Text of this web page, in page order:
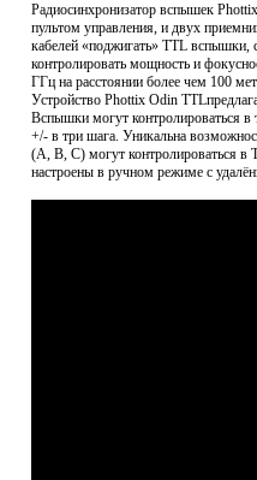
Радиосинхронизатор вспышек
пультом управления, и двух
кабелей «поджигать» TTL вспышки,
контролировать мощность и
ГГц на расстоянии более чем 100
Устройство Phottix Odin
Вспышки могут контролироваться
+/- в три шага. Уникальна
(А, В, С) могут контролироваться в
настроены в ручном режиме с